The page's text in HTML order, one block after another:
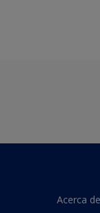
Acerca